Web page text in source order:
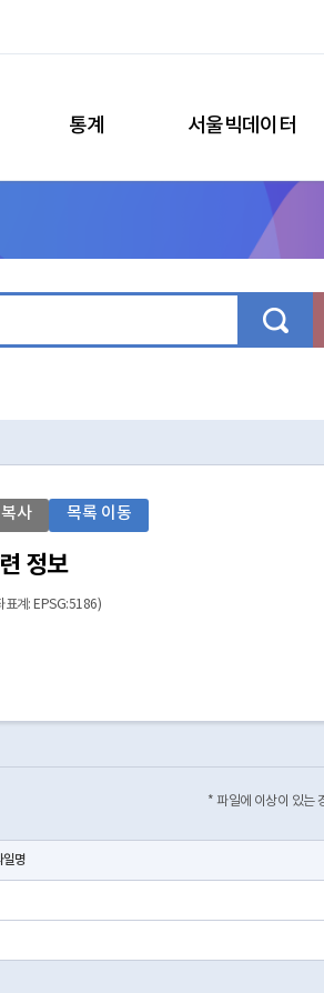
통계 서울빅데이터
사 목록 이동
정보
표계: EPSG:5186)
* 파일에 이상이 있는
일명